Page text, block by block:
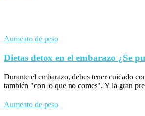
Aumento de peso
Dietas detox en el embarazo ¿Se
Durante el embarazo, debes tener cuidado
también "con lo que no comes". Y la gran
Aumento de peso